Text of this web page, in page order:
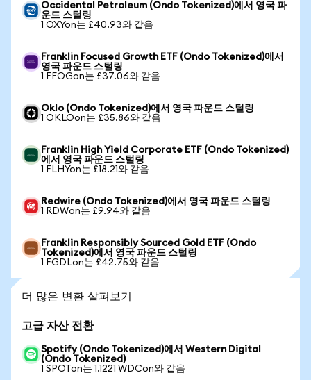
Occidental Petroleum (Ondo Tokenized)에서 영국 파
운드 스털링
1 OXYon는 £40.93와 같음
Franklin Focused Growth ETF (Ondo Tokenized)에서
영국 파운드 스털링
1 FFOGon는 £37.06와 같음
Oklo (Ondo Tokenized)에서 영국 파운드 스털링
1 OKLOon는 £35.86와 같음
Franklin High Yield Corporate ETF (Ondo Tokenized)
에서 영국 파운드 스털링
1 FLHYon는 £18.21와 같음
Redwire (Ondo Tokenized)에서 영국 파운드 스털링
1 RDWon는 £9.94와 같음
Franklin Responsibly Sourced Gold ETF (Ondo
Tokenized)에서 영국 파운드 스털링
1 FGDLon는 £42.75와 같음
더 많은 변환 살펴보기
고급 자산 전환
Spotify (Ondo Tokenized)에서 Western Digital
(Ondo Tokenized)
1 SPOTon는 1.1221 WDCon와 같음